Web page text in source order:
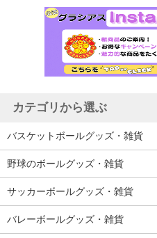
カテゴリから選ぶ
バスケットボールグッズ・雑貨
野球のボールグッズ・雑貨
サッカーボールグッズ・雑貨
バレーボールグッズ・雑貨